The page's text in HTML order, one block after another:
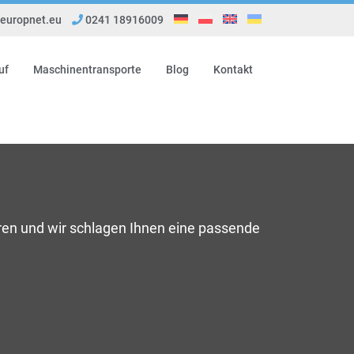
0241 18916009
Maschinentransporte Blog Kontakt
und wir schlagen Ihnen eine passende